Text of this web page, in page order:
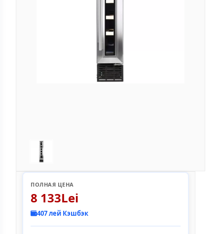
ПОЛНАЯ ЦЕНА
8 133Lei
407 лей Кэшбэк